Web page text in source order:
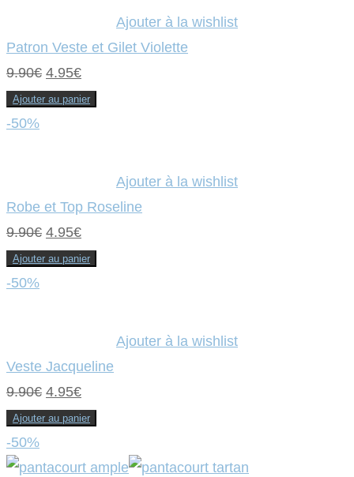
Ajouter à la wishlist
Patron Veste et Gilet Violette
9.90€ Le
prix
4.95€Le
prix
Ajouter au panier
-50%
Ajouter à la wishlist
Robe et Top Roseline
9.90€ Le
prix
4.95€Le
prix
Ajouter au panier
-50%
Ajouter à la wishlist
Veste Jacqueline
9.90€ Le
prix
était :
4.95€Le
prix
est :
Ajouter au panier
-50%